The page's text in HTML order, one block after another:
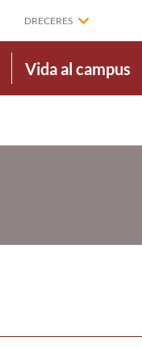
DRECERES
Vida al campus